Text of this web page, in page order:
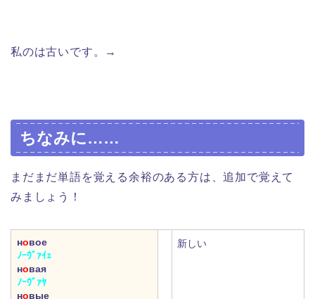
私のは古いです。→
ちなみに……
まだまだ単語を覚える余裕のある方は、追加で覚えて
みましょう！
новое
ﾉｰｳﾞｧｲｪ
новая
ﾉｰｳﾞｧﾔ
новые
新しい